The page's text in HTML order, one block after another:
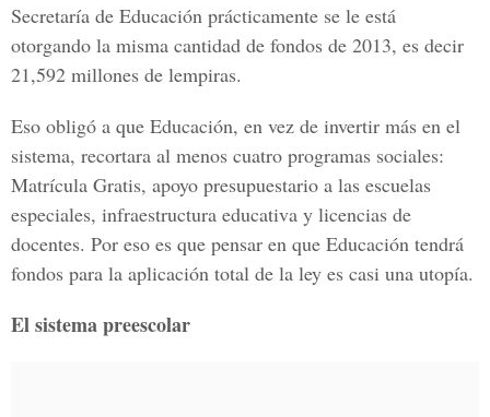
Secretaría de Educación prácticamente se le está
otorgando la misma cantidad de fondos de 2013, es decir
21,592 millones de lempiras.
Eso obligó a que Educación, en vez de invertir más en el
sistema, recortara al menos cuatro programas sociales:
Matrícula Gratis, apoyo presupuestario a las escuelas
especiales, infraestructura educativa y licencias de
docentes. Por eso es que pensar en que Educación tendrá
fondos para la aplicación total de la ley es casi una utopía.
El sistema preescolar